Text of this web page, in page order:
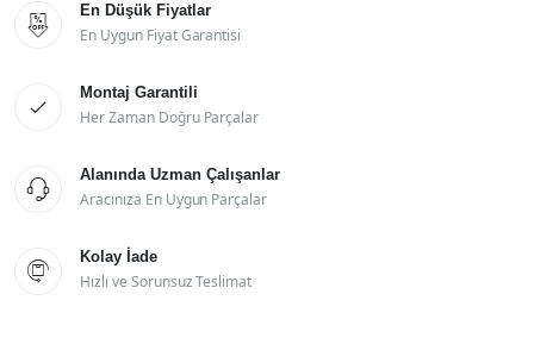

En Düşük Fiyatlar
En Uygun Fiyat Garantisi

Montaj Garantili
Her Zaman Doğru Parçalar

Alanında Uzman Çalışanlar
Aracınıza En Uygun Parçalar

Kolay İade
Hızlı ve Sorunsuz Teslimat